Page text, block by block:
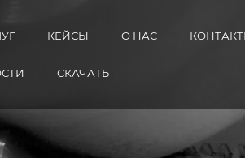
КЕЙСЫ О НАС
СКАЧАТЬ